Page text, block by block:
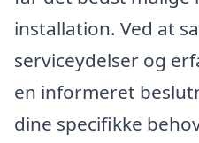
installation. Ved at
serviceydelser og
en informeret
dine specifikke